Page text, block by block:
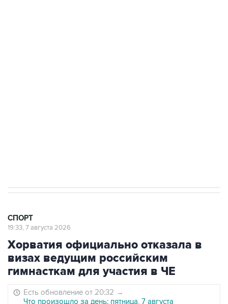
СПОРТ
19:33, 7 августа 2026
Хорватия официально отказала в
визах ведущим российским
гимнасткам для участия в ЧЕ
Есть обновление от 20:32 →
Что произошло за день: пятница, 7 августа